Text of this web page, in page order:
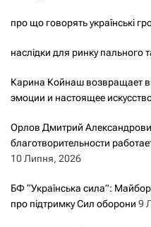
про що говорять українські
наслідки для ринку пального
Карина Койнаш возвращает
эмоции и настоящее
Орлов Дмитрий
благотворительности
10 Липня, 2026
БФ “Українська сила”:
про підтримку Сил оборони 9